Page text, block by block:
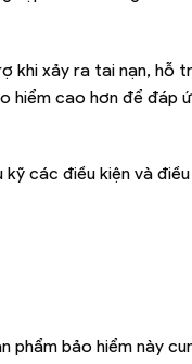
khi xảy ra tai nạn, hỗ
hiểm cao hơn để đáp
các điều kiện và
phẩm bảo hiểm này